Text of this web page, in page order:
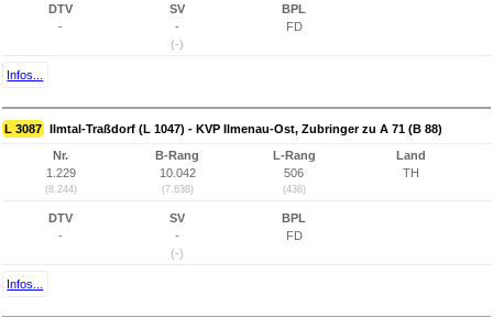
DTV
-
SV
-
(-)
BPL
FD
Infos...
L 3087 Ilmtal-Traßdorf (L 1047) - KVP Ilmenau-Ost, Zubringer zu A 71 (B 88)
Nr.
1.229
(8.244)
B-Rang
10.042
(7.638)
L-Rang
506
(436)
Land
TH
DTV
-
SV
-
(-)
BPL
FD
Infos...